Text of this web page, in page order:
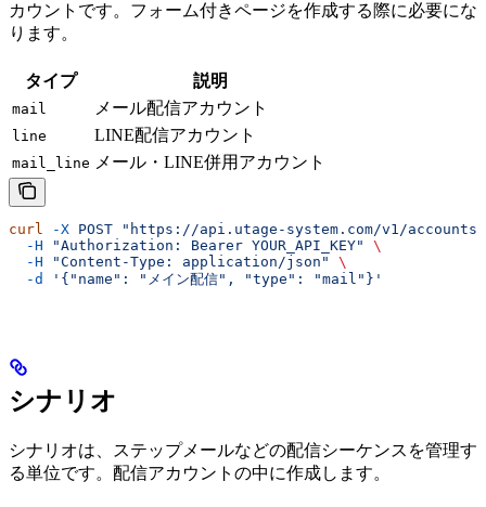
カウントです。フォーム付きページを作成する際に必要にな
ります。
タイプ 説明
mail メール配信アカウント
line LINE配信アカウント
mail_line メール・LINE併用アカウント
curl -X POST "https://api.utage-system.com/v1/accounts"
  -H
"Authorization: Bearer YOUR_API_KEY"
\
  -H
"Content-Type: application/json"
\
  -d
'{"name": "メイン配信", "type": "mail"}'
シナリオ
シナリオは、ステップメールなどの配信シーケンスを管理す
る単位です。配信アカウントの中に作成します。